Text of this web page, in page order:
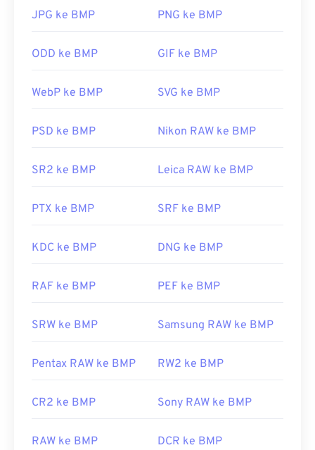
independen. BMP mudah dibuka di aplikasi
Microsoft, BMP yang independen-perangkat, atau
sistem operasi, atau aplikasi.
Adobe Illustrator
. Jika Anda perlu mengonversi
menggunakan
CorelDRAW. Aplikasi lain yang
Photoshop , Microsoft Photos , Apple Preview
Rilis Awal:20 November 1985
https://docs.microsoft.com/en-
JPG ke BMP PNG ke BMP
ODD ke BMP GIF ke BMP
WebP ke BMP SVG ke BMP
PSD ke BMP Nikon RAW ke BMP
SR2 ke BMP Leica RAW ke BMP
PTX ke BMP SRF ke BMP
KDC ke BMP DNG ke BMP
RAF ke BMP PEF ke BMP
SRW ke BMP Samsung RAW ke BMP
Pentax RAW ke BMP RW2 ke BMP
CR2 ke BMP Sony RAW ke BMP
RAW ke BMP DCR ke BMP